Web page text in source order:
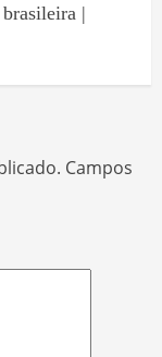
|
Campos